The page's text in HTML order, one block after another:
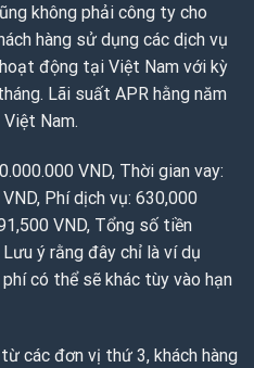
không phải công ty cho
hàng sử dụng các dịch vụ
động tại Việt Nam với kỳ
Lãi suất APR hằng năm
Nam.
VND, Thời gian vay:
Phí dịch vụ: 630,000
VND, Tổng số tiền
ý rằng đây chỉ là ví dụ
có thể sẽ khác tùy vào hạn
các đơn vị thứ 3, khách hàng